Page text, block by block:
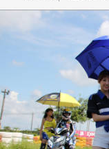
依風
Super
Sport
YZF-R9
550+
依風
Premium
TMAX
550+
追蹤愛車
我的